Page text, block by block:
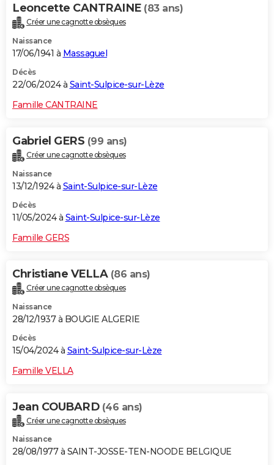
Leoncette CANTRAINE (83 ans)
Créer une cagnotte obsèques
Naissance
17/06/1941 à Massaguel
Décès
22/06/2024 à Saint-Sulpice-sur-Lèze
Famille CANTRAINE
Gabriel GERS (99 ans)
Créer une cagnotte obsèques
Naissance
13/12/1924 à Saint-Sulpice-sur-Lèze
Décès
11/05/2024 à Saint-Sulpice-sur-Lèze
Famille GERS
Christiane VELLA (86 ans)
Créer une cagnotte obsèques
Naissance
28/12/1937 à BOUGIE ALGERIE
Décès
15/04/2024 à Saint-Sulpice-sur-Lèze
Famille VELLA
Jean COUBARD (46 ans)
Créer une cagnotte obsèques
Naissance
28/08/1977 à SAINT-JOSSE-TEN-NOODE BELGIQUE